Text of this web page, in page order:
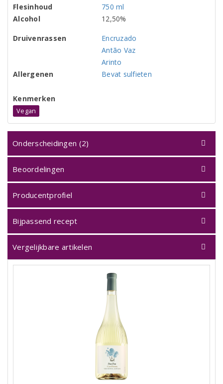
Flesinhoud
750 ml
Alcohol
12,50%
Druivenrassen
Encruzado
Antão Vaz
Arinto
Allergenen
Bevat sulfieten
Kenmerken
Vegan
Onderscheidingen (2)
Beoordelingen
Producentprofiel
Bijpassend recept
Vergelijkbare artikelen